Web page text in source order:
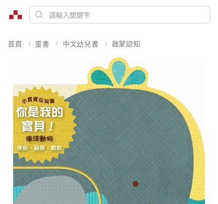
首頁 童書 中文幼兒書 啟蒙認知